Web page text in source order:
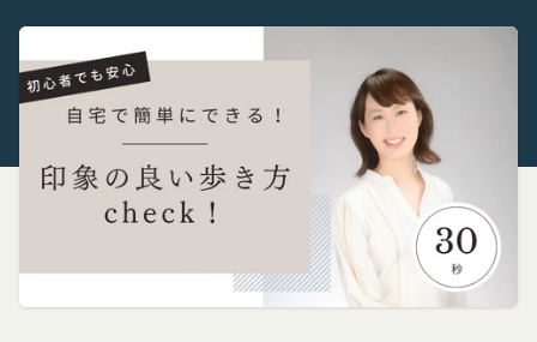
プライバシーポリシー
株式会社GOYOH（以下「当社」といいます。）
は、当社が運営する各サービスにおいて、個人情報
の保護に関する法律、その他関連する法令等を遵守
するとともに、以下の方針に沿ってお客様からお預
利用規約
株式会社GOYOHが運営するコミュニティポータル
サイトサービス（以下「本サービス」といいま
す。）のご利用規約（以下「本規約」といいま
す。）を下記の通り定めます。
Amazonギフト券
Amazon.co.jpで使えるデジタル商品券です。
会員情報に登録されているメールアドレス宛にギフ
ト券番号を贈ります。
有効期限は発行から10年です。